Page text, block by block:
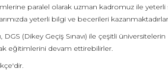
paralel olarak uzman kadromuz ile yeterli
yeterli bilgi ve becerileri
DGS (Dikey Geçiş Sınavı) ile çeşitli
eğitimlerini devam ettirebilirler.